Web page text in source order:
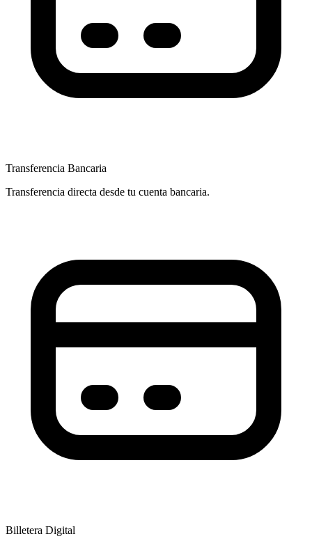
Transferencia Bancaria
Transferencia directa desde tu cuenta bancaria.
Billetera Digital